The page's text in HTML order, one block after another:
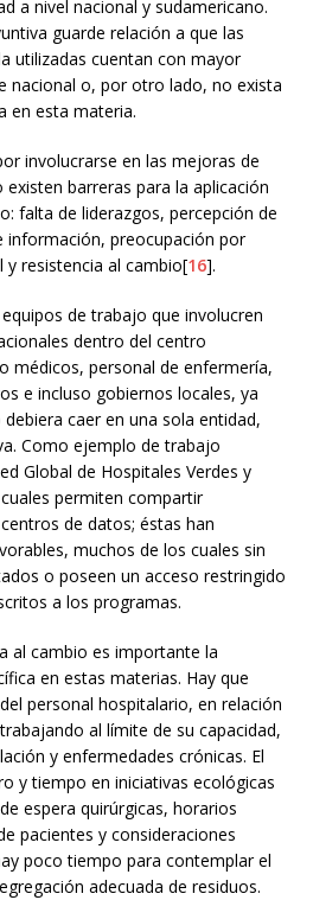
a nivel nacional y sudamericano.
guarde relación a que las
utilizadas cuentan con mayor
nacional o, por otro lado, no exista
en esta materia.
involucrarse en las mejoras de
barreras para la aplicación
falta de liderazgos, percepción de
información, preocupación por
resistencia al cambio[16].
de trabajo que involucren
dentro del centro
médicos, personal de enfermería,
e incluso gobiernos locales, ya
caer en una sola entidad,
Como ejemplo de trabajo
Global de Hospitales Verdes y
permiten compartir
de datos; éstas han
muchos de los cuales sin
o poseen un acceso restringido
a los programas.
al cambio es importante la
en estas materias. Hay que
personal hospitalario, en relación
al límite de su capacidad,
y enfermedades crónicas. El
y tiempo en iniciativas ecológicas
espera quirúrgicas, horarios
pacientes y consideraciones
poco tiempo para contemplar el
adecuada de residuos.